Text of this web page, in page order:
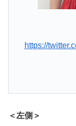
https://
＜左側＞